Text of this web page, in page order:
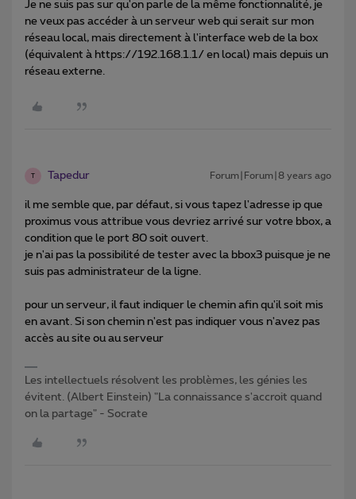
Je ne suis pas sur qu'on parle de la même fonctionnalité, je
ne veux pas accéder à un serveur web qui serait sur mon
réseau local, mais directement à l'interface web de la box
(équivalent à https://192.168.1.1/ en local) mais depuis un
réseau externe.
T Tapedur Forum|Forum|8 years ago
il me semble que, par défaut, si vous tapez l'adresse ip que
proximus vous attribue vous devriez arrivé sur votre bbox, a
condition que le port 80 soit ouvert.
je n'ai pas la possibilité de tester avec la bbox3 puisque je ne
suis pas administrateur de la ligne.
pour un serveur, il faut indiquer le chemin afin qu'il soit mis
en avant. Si son chemin n'est pas indiquer vous n'avez pas
accès au site ou au serveur
Les intellectuels résolvent les problèmes, les génies les
évitent. (Albert Einstein) "La connaissance s'accroit quand
on la partage" - Socrate